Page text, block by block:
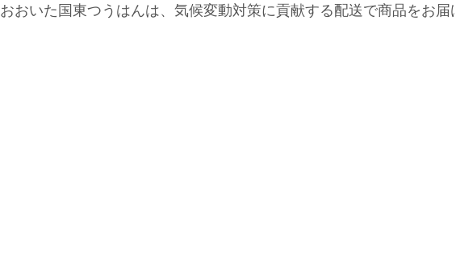
おおいた国東つうはんは、気候変動対策に貢献する配送で商品をお届